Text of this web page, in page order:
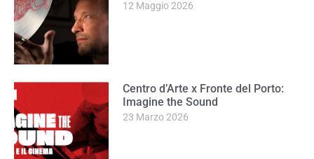
12 Maggio 2026
Centro d’Arte x Fronte del Porto:
Imagine the Sound
23 Marzo 2026